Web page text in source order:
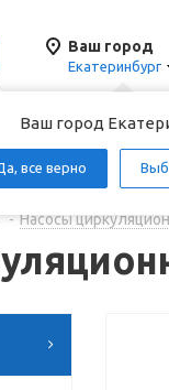
Ваш город
Екатеринбург
Ваш город
все верно
Акции
- Насосы